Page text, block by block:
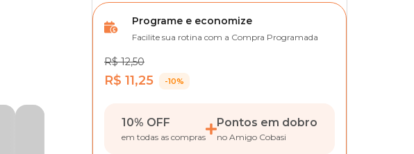
Programe e economize
Facilite sua rotina com a Compra Programada
R$ 12,50
R$ 11,25 -10%
10% OFF
em todas as compras
Pontos em dobro
no Amigo Cobasi